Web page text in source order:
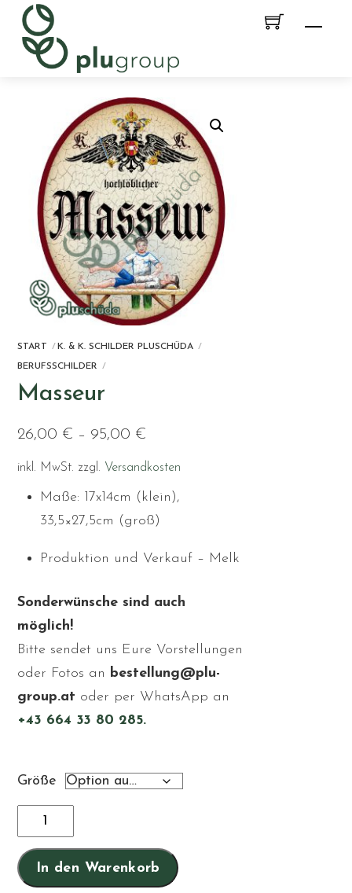
Skip
content
START K. & K. SCHILDER PLUSCHÜDA
BERUFSSCHILDER
Masseur
26,00 € – 95,00 €
inkl. MwSt. zzgl. Versandkosten
Maße: 17x14cm (klein),
33,5×27,5cm (groß)
Produktion und Verkauf – Melk
Sonderwünsche sind auch
möglich!
Bitte sendet uns Eure Vorstellungen
oder Fotos an bestellung@plu-
group.at oder per WhatsApp an
+43 664 33 80 285.
Größe
Masseur
Menge
In den Warenkorb